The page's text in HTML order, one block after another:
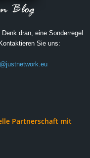
dran, eine Sonderregel
Sie uns:
Partnerschaft mit